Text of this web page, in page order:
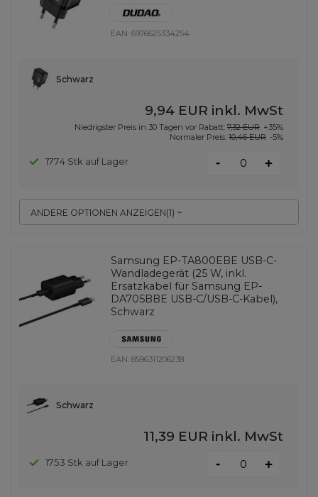
EAN:6976625334254
ANDERE OPTIONEN ANZEIGEN(1)
Schwarz
9,94 EUR inkl. MwSt
Niedrigster Preis in 30 Tagen vor Rabatt: 7,32 EUR +35%
Normaler Preis: 10,46 EUR -5%
1774 Stk auf Lager - +
Samsung EP-TA800EBE USB-C-
Wandladegerät (25 W, inkl.
Ersatzkabel für Samsung EP-
DA705BBE USB-C/USB-C-Kabel),
Schwarz
EAN:8596311206238
Schwarz
11,39 EUR inkl. MwSt
1753 Stk auf Lager - +